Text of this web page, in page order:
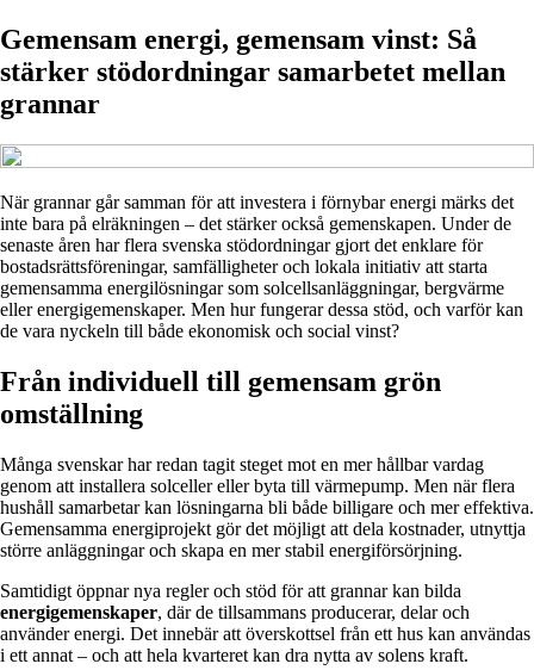
Gemensam energi, gemensam vinst: Så
stärker stödordningar samarbetet mellan
grannar
När grannar går samman för att investera i förnybar energi märks det
inte bara på elräkningen – det stärker också gemenskapen. Under de
senaste åren har flera svenska stödordningar gjort det enklare för
bostadsrättsföreningar, samfälligheter och lokala initiativ att starta
gemensamma energilösningar som solcellsanläggningar, bergvärme
eller energigemenskaper. Men hur fungerar dessa stöd, och varför kan
de vara nyckeln till både ekonomisk och social vinst?
Från individuell till gemensam grön
omställning
Många svenskar har redan tagit steget mot en mer hållbar vardag
genom att installera solceller eller byta till värmepump. Men när flera
hushåll samarbetar kan lösningarna bli både billigare och mer effektiva.
Gemensamma energiprojekt gör det möjligt att dela kostnader, utnyttja
större anläggningar och skapa en mer stabil energiförsörjning.
Samtidigt öppnar nya regler och stöd för att grannar kan bilda
energigemenskaper, där de tillsammans producerar, delar och
använder energi. Det innebär att överskottsel från ett hus kan användas
i ett annat – och att hela kvarteret kan dra nytta av solens kraft.